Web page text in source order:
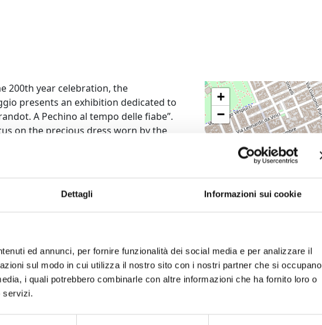
Dettagli Informazioni sui cookie
ed annunci, per fornire funzionalità dei social media e per analizzare il
sul modo in cui utilizza il nostro sito con i nostri partner che si occupano
i quali potrebbero combinarle con altre informazioni che ha fornito loro o
servizi.
delle fiabe"
200th year celebration, the
presents an exhibition dedicated to
A Pechino al tempo delle fiabe”.
on the precious dress worn by the
fiabe"
A Pechino al tempo delle fiabe" 2
"Turandot. A Pechino al tempo delle fiabe"
+
−